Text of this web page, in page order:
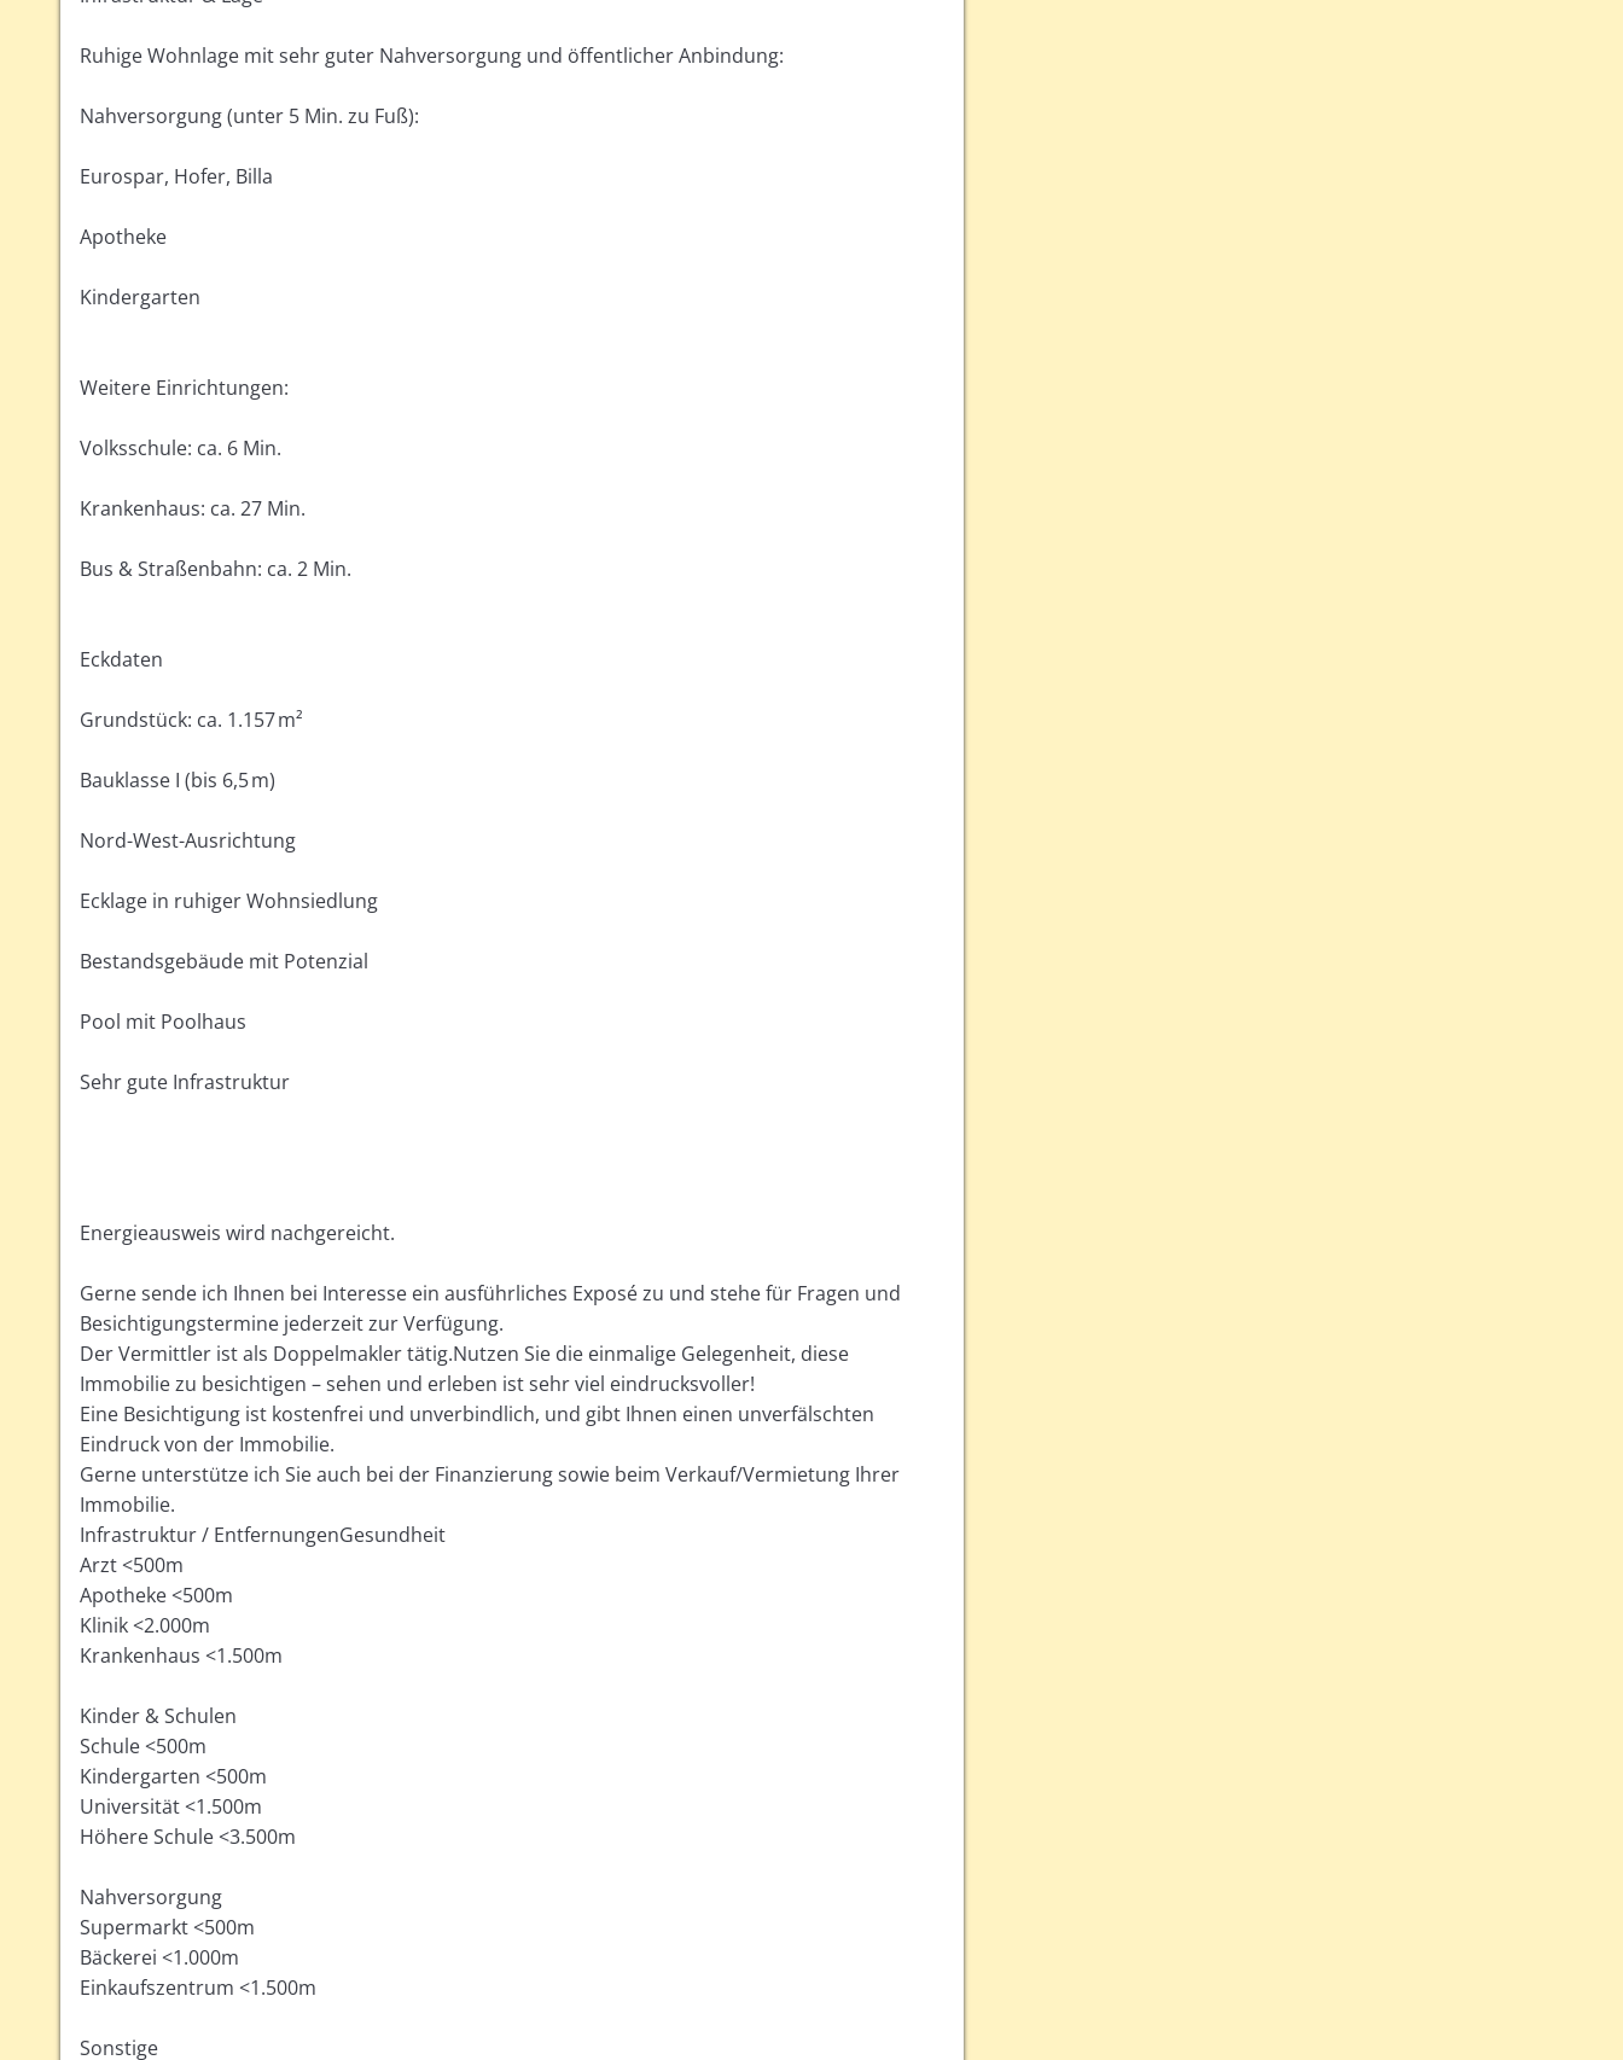
Ruhige Wohnlage mit sehr guter Nahversorgung und öffentlicher Anbindung:
Nahversorgung (unter 5 Min. zu Fuß):
Eurospar, Hofer, Billa
Apotheke
Kindergarten
Weitere Einrichtungen:
Volksschule: ca. 6 Min.
Krankenhaus: ca. 27 Min.
Bus & Straßenbahn: ca. 2 Min.
Eckdaten
Grundstück: ca. 1.157 m²
Bauklasse I (bis 6,5 m)
Nord-West-Ausrichtung
Ecklage in ruhiger Wohnsiedlung
Bestandsgebäude mit Potenzial
Pool mit Poolhaus
Sehr gute Infrastruktur
Energieausweis wird nachgereicht.
Gerne sende ich Ihnen bei Interesse ein ausführliches Exposé zu und stehe für Fragen und
Besichtigungstermine jederzeit zur Verfügung.
Der Vermittler ist als Doppelmakler tätig.Nutzen Sie die einmalige Gelegenheit, diese
Immobilie zu besichtigen – sehen und erleben ist sehr viel eindrucksvoller!
Eine Besichtigung ist kostenfrei und unverbindlich, und gibt Ihnen einen unverfälschten
Eindruck von der Immobilie.
Gerne unterstütze ich Sie auch bei der Finanzierung sowie beim Verkauf/Vermietung Ihrer
Immobilie.
Infrastruktur / EntfernungenGesundheit
Arzt <500m
Apotheke <500m
Klinik <2.000m
Krankenhaus <1.500m
Kinder & Schulen
Schule <500m
Kindergarten <500m
Universität <1.500m
Höhere Schule <3.500m
Nahversorgung
Supermarkt <500m
Bäckerei <1.000m
Einkaufszentrum <1.500m
Sonstige